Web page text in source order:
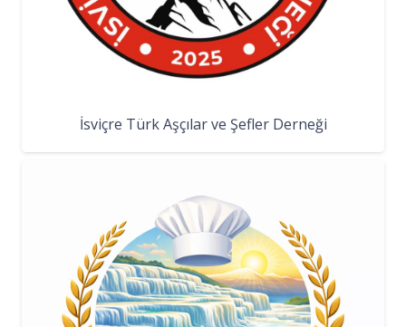
İsviçre Türk Aşçılar ve Şefler Derneği